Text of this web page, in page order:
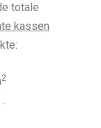
totale
kassen
2